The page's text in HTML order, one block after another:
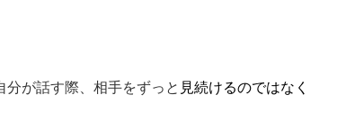
が話す際、相手をずっと 見続けるのではなく